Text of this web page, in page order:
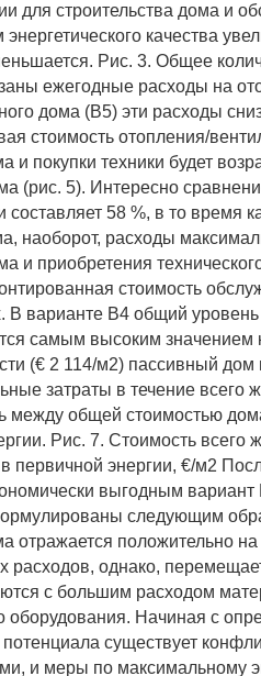
для строительства дома и
качества
Рис. 3. Общее
ежегодные расходы на
дома (В5) эти расходы
стоимость отопления/
и покупки техники будет
(рис. 5). Интересно
58 %, в то время
наоборот, расходы
и приобретения
стоимость
В варианте В4 общий уровень
самым высоким значением
(€ 2 114/м2) пассивный дом
затраты в течение всего
между общей стоимостью
Рис. 7. Стоимость всего
первичной энергии, €/м2
выгодным
следующим
отражается положительно
расходов, однако,
с большим расходом
оборудования. Начиная с
существует
и меры по максимальному